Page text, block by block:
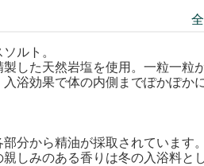
ルト。
した天然岩塩を使用。一粒一
浴効果で体の内側までぽかぽ
部分から精油が採取されていま
しみのある香りは冬の入浴料と